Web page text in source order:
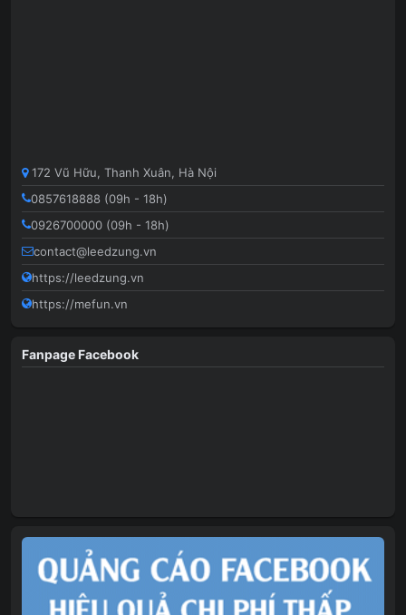
172 Vũ Hữu, Thanh Xuân, Hà Nội
0857618888 (09h - 18h)
0926700000 (09h - 18h)
contact@leedzung.vn
https://leedzung.vn
https://mefun.vn
Fanpage Facebook